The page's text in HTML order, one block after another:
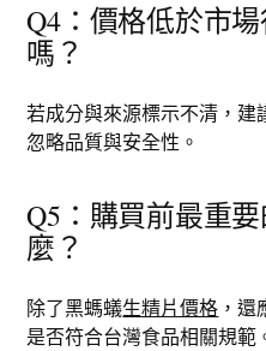
Q4：價格低於市
嗎？
若成分與來源標示不清，
忽略品質與安全性。
Q5：購買前最重
麼？
除了黑螞蟻生精片價格 ，
是否符合台灣食品相關規範